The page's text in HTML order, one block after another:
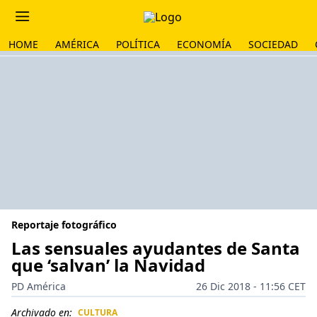
HOME AMÉRICA POLÍTICA ECONOMÍA SOCIEDAD
Reportaje fotográfico
Las sensuales ayudantes de Santa
que ‘salvan’ la Navidad
PD América
26 Dic 2018 - 11:56 CET
Archivado en: CULTURA